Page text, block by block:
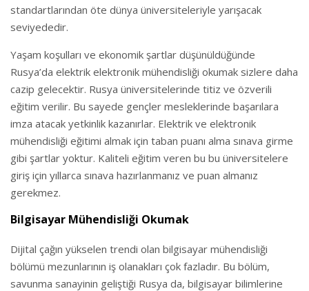
standartlarından öte dünya üniversiteleriyle yarışacak
seviyededir.
Yaşam koşulları ve ekonomik şartlar düşünüldüğünde
Rusya’da elektrik elektronik mühendisliği okumak sizlere daha
cazip gelecektir. Rusya üniversitelerinde titiz ve özverili
eğitim verilir. Bu sayede gençler mesleklerinde başarılara
imza atacak yetkinlik kazanırlar. Elektrik ve elektronik
mühendisliği eğitimi almak için taban puanı alma sınava girme
gibi şartlar yoktur. Kaliteli eğitim veren bu bu üniversitelere
giriş için yıllarca sınava hazırlanmanız ve puan almanız
gerekmez.
Bilgisayar Mühendisliği Okumak
Dijital çağın yükselen trendi olan bilgisayar mühendisliği
bölümü mezunlarının iş olanakları çok fazladır. Bu bölüm,
savunma sanayinin geliştiği Rusya da, bilgisayar bilimlerine